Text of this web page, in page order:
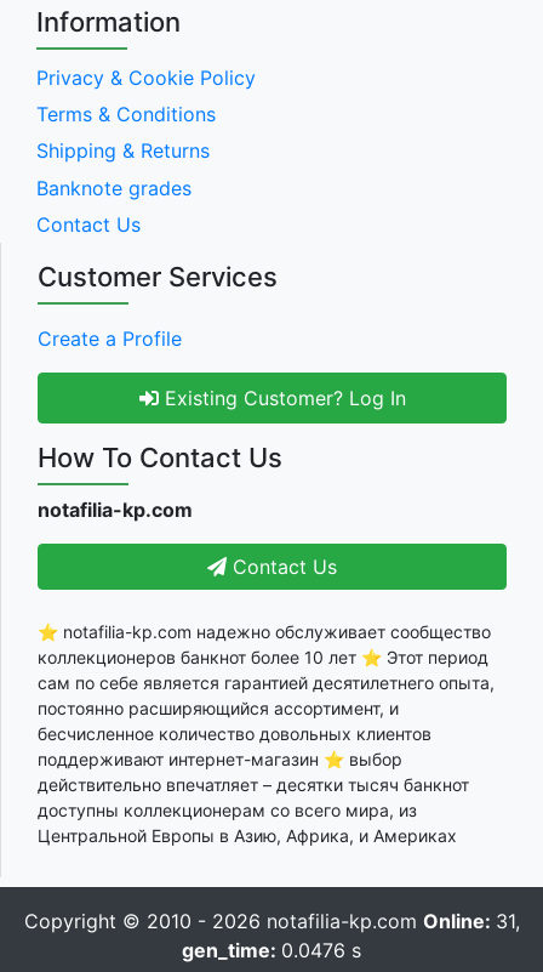
Information
Privacy & Cookie Policy
Terms & Conditions
Shipping & Returns
Banknote grades
Contact Us
Customer Services
Create a Profile
Existing Customer? Log In
How To Contact Us
notafilia-kp.com
Contact Us
⭐ notafilia-kp.com надежно обслуживает сообщество
коллекционеров банкнот более 10 лет ⭐ Этот период
сам по себе является гарантией десятилетнего опыта,
постоянно расширяющийся ассортимент, и
бесчисленное количество довольных клиентов
поддерживают интернет-магазин ⭐ выбор
действительно впечатляет – десятки тысяч банкнот
доступны коллекционерам со всего мира, из
Центральной Европы в Азию, Африка, и Америках
Copyright © 2010 - 2026 notafilia-kp.com Online: 31,
gen_time: 0.0476 s